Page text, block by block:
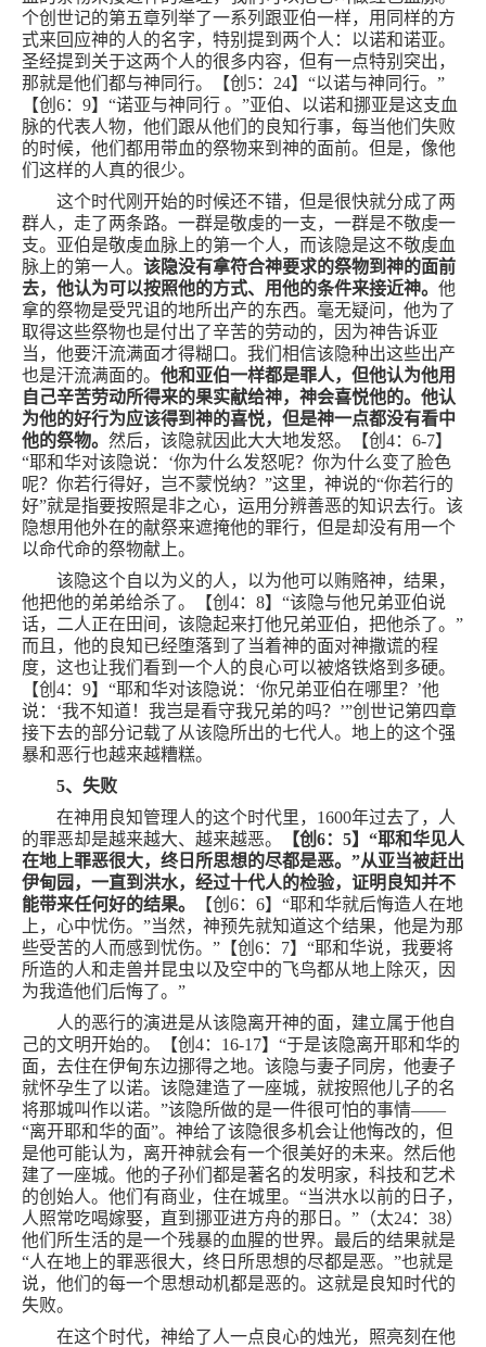
个创世记的第五章列举了一系列跟亚伯一样，用同样的方
式来回应神的人的名字，特别提到两个人：以诺和诺亚。
圣经提到关于这两个人的很多内容，但有一点特别突出，
那就是他们都与神同行。【创 5： 24】“以诺与神同行。”
【创 6： 9】“诺亚与神同行 。”亚伯、以诺和挪亚是这支血
脉的代表人物，他们跟从他们的良知行事，每当他们失败
的时候，他们都用带血的祭物来到神的面前。但是，像他
们这样的人真的很少。
这个时代刚开始的时候还不错，但是很快就分成了两
群人，走了两条路。一群是敬虔的一支，一群是不敬虔一
支。亚伯是敬虔血脉上的第一个人，而该隐是这不敬虔血
脉上的第一人。 该隐没有拿符合神要求的祭物到神的面前
去，他认为可以按照他的方式、用他的条件来接近神。 他
拿的祭物是受咒诅的地所出产的东西。毫无疑问，他为了
取得这些祭物也是付出了辛苦的劳动的，因为神告诉亚
当，他要汗流满面才得糊口。我们相信该隐种出这些出产
也是汗流满面的。 他和亚伯一样都是罪人，但他认为他用
自己辛苦劳动所得来的果实献给神，神会喜悦他的。他认
为他的好行为应该得到神的喜悦，但是神一点都没有看中
他的祭物。 然后，该隐就因此大大地发怒。【创 4： 6-7】
“耶和华对该隐说：‘你为什么发怒呢？你为什么变了脸色
呢？你若行得好，岂不蒙悦纳？”这里，神说的“你若行的
好”就是指要按照是非之心，运用分辨善恶的知识去行。该
隐想用他外在的献祭来遮掩他的罪行，但是却没有用一个
以命代命的祭物献上。
该隐这个自以为义的人，以为他可以贿赂神，结果，
他把他的弟弟给杀了。【创 4： 8】“该隐与他兄弟亚伯说
话，二人正在田间，该隐起来打他兄弟亚伯，把他杀了。”
而且，他的良知已经堕落到了当着神的面对神撒谎的程
度，这也让我们看到一个人的良心可以被烙铁烙到多硬。
【创 4： 9】“耶和华对该隐说：‘你兄弟亚伯在哪里？’他
说：‘我不知道！我岂是看守我兄弟的吗？’”创世记第四章
接下去的部分记载了从该隐所出的七代人。地上的这个强
暴和恶行也越来越糟糕。
5、失败
在神用良知管理人的这个时代里， 1600年过去了，人
的罪恶却是越来越大、越来越恶。
【创 6： 5】“耶和华见人
在地上罪恶很大，终日所思想的尽都是恶。”从亚当被赶出
伊甸园，一直到洪水，经过十代人的检验，证明良知并不
能带来任何好的结果。
【创 6： 6】“耶和华就后悔造人在地
上，心中忧伤。”当然，神预先就知道这个结果，他是为那
些受苦的人而感到忧伤。”【创 6： 7】“耶和华说，我要将
所造的人和走兽并昆虫以及空中的飞鸟都从地上除灭，因
为我造他们后悔了。”
人的恶行的演进是从该隐离开神的面，建立属于他自
己的文明开始的。【创 4： 16-17】“于是该隐离开耶和华的
面，去住在伊甸东边挪得之地。该隐与妻子同房，他妻子
就怀孕生了以诺。该隐建造了一座城，就按照他儿子的名
将那城叫作以诺。”该隐所做的是一件很可怕的事情——
“离开耶和华的面”。神给了该隐很多机会让他悔改的，但
是他可能认为，离开神就会有一个很美好的未来。然后他
建了一座城。他的子孙们都是著名的发明家，科技和艺术
的创始人。他们有商业，住在城里。“当洪水以前的日子，
人照常吃喝嫁娶，直到挪亚进方舟的那日。”（太24： 38）
他们所生活的是一个残暴的血腥的世界。最后的结果就是
“人在地上的罪恶很大，终日所思想的尽都是恶。”也就是
说，他们的每一个思想动机都是恶的。这就是良知时代的
失败。
在这个时代，神给了人一点良心的烛光，照亮刻在他